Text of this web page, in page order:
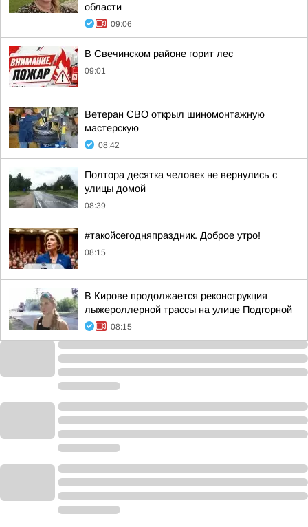
области
09:06
В Свечинском районе горит лес
09:01
Ветеран СВО открыл шиномонтажную
мастерскую
08:42
Полтора десятка человек не вернулись с
улицы домой
08:39
#такойсегодняпраздник. Доброе утро!
08:15
В Кирове продолжается реконструкция
лыжероллерной трассы на улице Подгорной
08:15